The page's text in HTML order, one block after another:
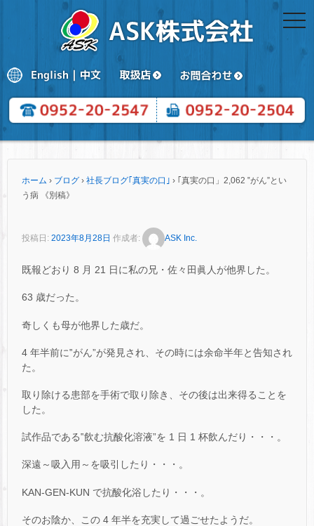
ホーム › ブログ › 社長ブログ｢真実の口｣ › ｢真実の口」2,062 ‟がん”とい
う病 《別稿》
投稿日: 2023年8月28日 作成者: ASK Inc.
既報どおり 8 月 21 日に私の兄・佐々田眞人が他界した。
63 歳だった。
奇しくも母が他界した歳だ。
4 年半前に‟がん”が発見され、その時には余命半年と告知され
た。
取り除ける患部を手術で取り除き、その後は出来得ることを
した。
試作品である‟飲む抗酸化溶液”を 1 日 1 杯飲んだり・・・。
深遠～吸入用～を吸引したり・・・。
KAN-GEN-KUN で抗酸化浴したり・・・。
そのお陰か、この 4 年半を充実して過ごせたようだ。